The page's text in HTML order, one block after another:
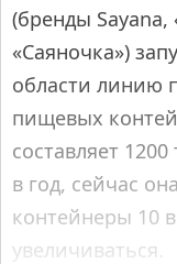
(бренды Sayana,
«Саяночка»)
области линию
пищевых
составляет
в год, сейчас
контейнеры 10
увеличиваться.